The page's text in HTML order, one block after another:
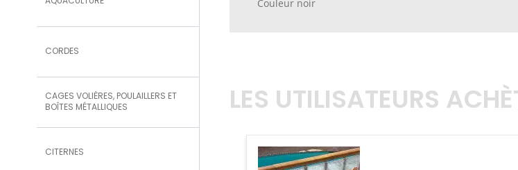
CORDES
CAGES VOLIÈRES, POULAILLERS ET
BOÎTES MÉTALLIQUES
CITERNES
Couleur noir
LES UTILISATEURS